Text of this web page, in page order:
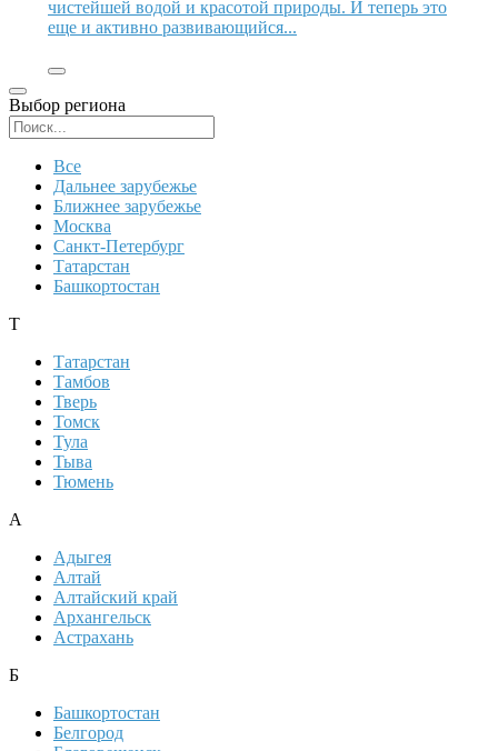
чистейшей водой и красотой природы. И теперь это
еще и активно развивающийся...
Выбор региона
Все
Дальнее зарубежье
Ближнее зарубежье
Москва
Санкт-Петербург
Татарстан
Башкортостан
Т
Татарстан
Тамбов
Тверь
Томск
Тула
Тыва
Тюмень
А
Адыгея
Алтай
Алтайский край
Архангельск
Астрахань
Б
Башкортостан
Белгород